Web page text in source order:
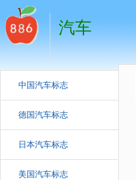
汽车
中国汽车标志
德国汽车标志
日本汽车标志
美国汽车标志